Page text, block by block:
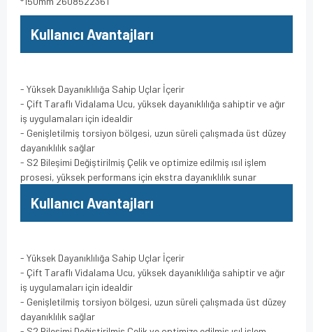
Kullanıcı Avantajları
- Yüksek Dayanıklılığa Sahip Uçlar İçerir
- Çift Taraflı Vidalama Ucu, yüksek dayanıklılığa sahiptir ve ağır
iş uygulamaları için idealdir
- Genişletilmiş torsiyon bölgesi, uzun süreli çalışmada üst düzey
dayanıklılık sağlar
- S2 Bileşimi Değiştirilmiş Çelik ve optimize edilmiş ısıl işlem
prosesi, yüksek performans için ekstra dayanıklılık sunar
Kullanıcı Avantajları
- Yüksek Dayanıklılığa Sahip Uçlar İçerir
- Çift Taraflı Vidalama Ucu, yüksek dayanıklılığa sahiptir ve ağır
iş uygulamaları için idealdir
- Genişletilmiş torsiyon bölgesi, uzun süreli çalışmada üst düzey
dayanıklılık sağlar